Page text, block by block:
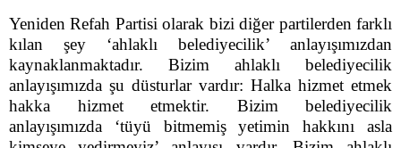
Yeniden Refah Partisi olarak bizi diğer partilerden farklı
kılan şey ‘ahlaklı belediyecilik’ anlayışımızdan
kaynaklanmaktadır. Bizim ahlaklı belediyecilik
anlayışımızda şu düsturlar vardır: Halka hizmet etmek
hakka hizmet etmektir. Bizim belediyecilik
anlayışımızda ‘tüyü bitmemiş yetimin hakkını asla